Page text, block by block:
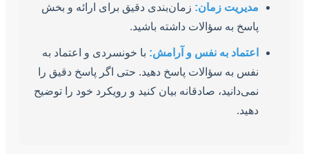
مدیریت زمان: زمان‌بندی دقیق برای ارائه و بخش
پاسخ به سؤالات داشته باشید.
اعتماد به نفس و آرامش: با خونسردی و اعتماد به
نفس به سؤالات پاسخ دهید. حتی اگر پاسخ دقیق را
نمی‌دانید، صادقانه بیان کنید و رویکرد خود را توضیح
دهید.